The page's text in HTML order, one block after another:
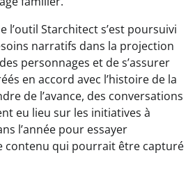
l’outil Starchitect s’est poursuivi
narratifs dans la projection
personnages et de s’assurer
en accord avec l’histoire de la
de l’avance, des conversations
eu lieu sur les initiatives à
l’année pour essayer
contenu qui pourrait être capturé